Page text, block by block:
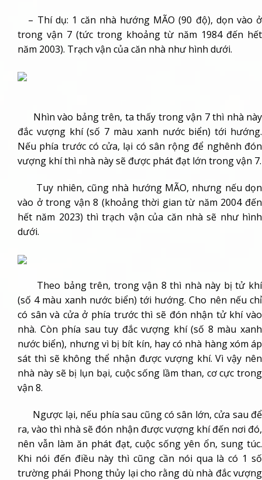
– Thí dụ: 1 căn nhà hướng MÃO (90 độ), dọn vào ở
trong vận 7 (tức trong khoảng từ năm 1984 đến hết
năm 2003). Trạch vận của căn nhà như hình dưới.
Nhìn vào bảng trên, ta thấy trong vận 7 thì nhà này
đắc vượng khí (số 7 màu xanh nước biển) tới hướng.
Nếu phía trước có cửa, lại có sân rộng để nghênh đón
vượng khí thì nhà này sẽ được phát đạt lớn trong vận 7.
Tuy nhiên, cũng nhà hướng MÃO, nhưng nếu dọn
vào ở trong vận 8 (khoảng thời gian từ năm 2004 đến
hết năm 2023) thì trạch vận của căn nhà sẽ như hình
dưới.
Theo bảng trên, trong vận 8 thì nhà này bị tử khí
(số 4 màu xanh nước biển) tới hướng. Cho nên nếu chỉ
có sân và cửa ở phía trước thì sẽ đón nhận tử khí vào
nhà. Còn phía sau tuy đắc vượng khí (số 8 màu xanh
nước biển), nhưng vì bị bít kín, hay có nhà hàng xóm áp
sát thì sẽ không thể nhận được vượng khí. Vì vậy nên
nhà này sẽ bị lụn bại, cuộc sống lầm than, cơ cực trong
vận 8.
Ngược lại, nếu phía sau cũng có sân lớn, cửa sau để
ra, vào thì nhà sẽ đón nhận được vượng khí đến nơi đó,
nên vẫn làm ăn phát đạt, cuộc sống yên ổn, sung túc.
Khi nói đến điều này thì cũng cần nói qua là có 1 số
trường phái Phong thủy lại cho rằng dù nhà đắc vượng